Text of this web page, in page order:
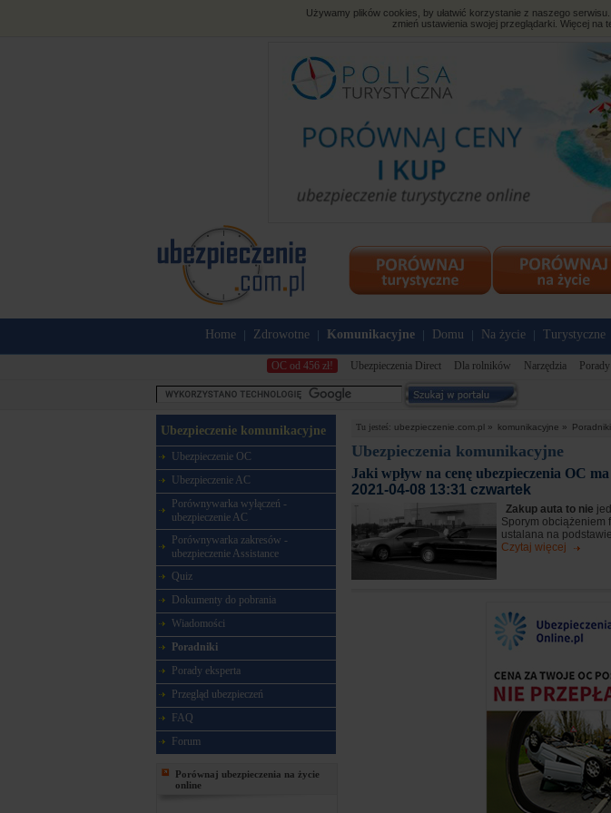
Używamy plików cookies, by ułatwić korzystanie z naszego
zmień ustawienia swojej przeglądarki. Więcej na
Home Zdrowotne Komunikacyjne Domu Na życie Turystyczne
OC od 456 zł! Ubezpieczenia Direct Dla rolników Narzędzia
Ubezpieczenie komunikacyjne
Ubezpieczenie OC
Ubezpieczenie AC
Porównywarka wyłączeń -
ubezpieczenie AC
Porównywarka zakresów -
ubezpieczenie Assistance
Quiz
Dokumenty do pobrania
Wiadomości
Poradniki
Porady eksperta
Przegląd ubezpieczeń
FAQ
Forum
Porównaj ubezpieczenia na życie
online
Tu jesteś: ubezpieczenie.com.pl » komunikacyjne »
Ubezpieczenia komunikacyjne
Jaki wpływ na cenę ubezpieczenia OC
2021-04-08 13:31 czwartek
Zakup auta to nie
Sporym obciążeniem
ustalana na
Czytaj więcej